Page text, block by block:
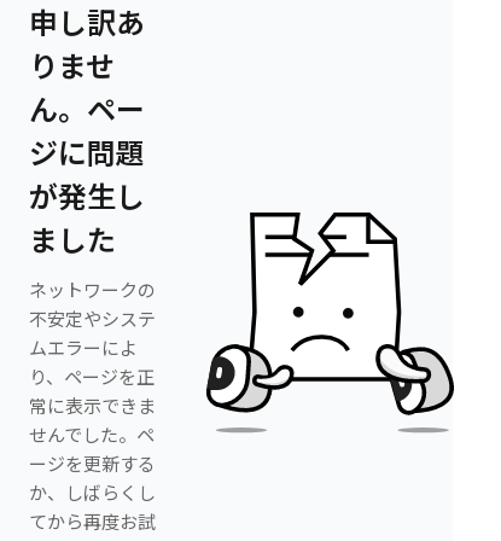
申し訳あ
りませ
ん。ペー
ジに問題
が発生し
ました
ネットワークの
不安定やシステ
ムエラーによ
り、ページを正
常に表示できま
せんでした。ペ
ージを更新する
か、しばらくし
てから再度お試